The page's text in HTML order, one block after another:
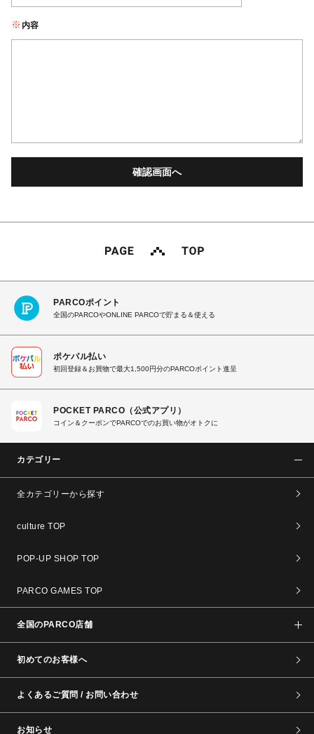
内容
PARCOポイント
全国のPARCOやONLINE PARCOで貯まる＆使える
ポケパル払い
初回登録＆お買物で最大1,500円分のPARCOポイント進呈
POCKET PARCO（公式アプリ）
コイン＆クーポンでPARCOでのお買い物がオトクに
カテゴリー
全カテゴリーから探す
culture TOP
POP-UP SHOP TOP
PARCO GAMES TOP
全国のPARCO店舗
初めてのお客様へ
よくあるご質問 / お問い合わせ
お知らせ